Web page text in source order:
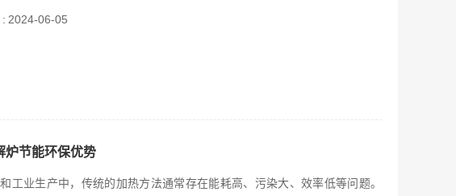
2024-06-05
炉节能环保优势
工业生产中，传统的加热方法通常存在能耗高、污染大、效率低等问题。